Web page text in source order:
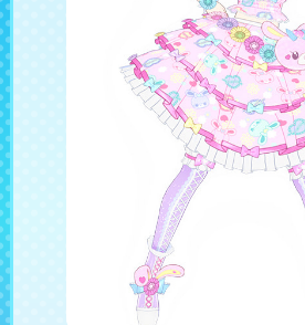
閉じる